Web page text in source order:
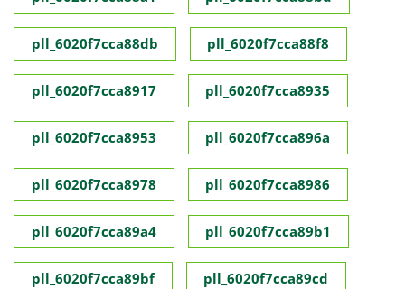
pll_6020f7cca88db pll_6020f7cca88f8
pll_6020f7cca8917 pll_6020f7cca8935
pll_6020f7cca8953 pll_6020f7cca896a
pll_6020f7cca8978 pll_6020f7cca8986
pll_6020f7cca89a4 pll_6020f7cca89b1
pll_6020f7cca89bf pll_6020f7cca89cd